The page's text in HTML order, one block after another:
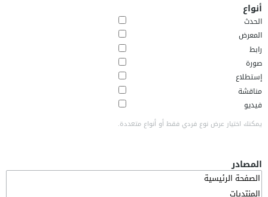
أنواع
الحدث
المعرض
رابط
صورة
إستطلاع
مناقشة
فيديو
يمكنك اختيار عرض نوع فردي فقط أو أنواع متعددة.
المصادر